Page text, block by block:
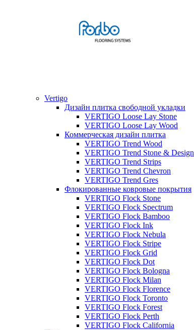
Vertigo
Дизайн плитка свободной укладки
VERTIGO Loose Lay Stone
VERTIGO Loose Lay Wood
Коммерческая дизайн плитка
VERTIGO Trend Wood
VERTIGO Trend Stone & Design
VERTIGO Trend Strips
VERTIGO Trend Chevron
VERTIGO Trend Gres
Флокированные ковровые покрытия
VERTIGO Flock Stone
VERTIGO Flock Spectrum
VERTIGO Flock Bamboo
VERTIGO Flock Ink
VERTIGO Flock Nebula
VERTIGO Flock Stripe
VERTIGO Flock Grid
VERTIGO Flock Dot
VERTIGO Flock Bologna
VERTIGO Flock Milan
VERTIGO Flock Florence
VERTIGO Flock Toronto
VERTIGO Flock Forest
VERTIGO Flock Perth
VERTIGO Flock California